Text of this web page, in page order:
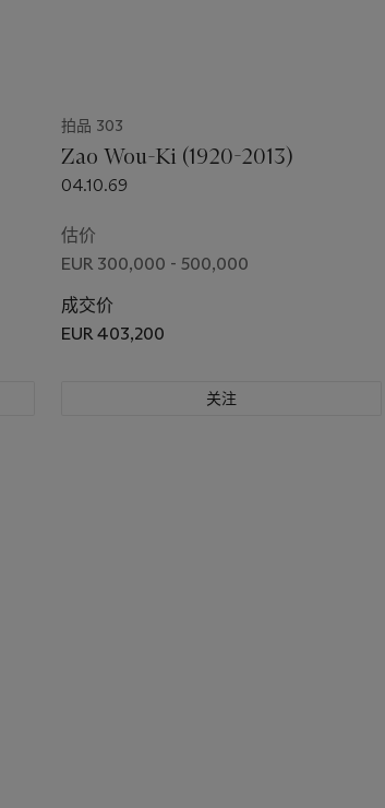
拍品 303
Zao Wou-Ki (1920-2013)
04.10.69
估价
EUR 300,000 - 500,000
成交价
EUR 403,200
关注